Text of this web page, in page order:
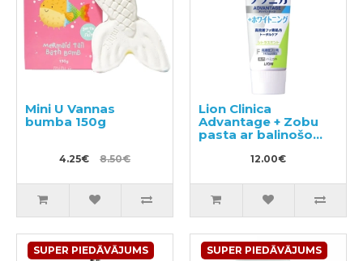
Mini U Vannas
bumba 150g
4.25€ 8.50€
Lion Clinica
Advantage + Zobu
pasta ar balinošo
12.00€
SUPER PIEDĀVĀJUMS SUPER PIEDĀVĀJUMS